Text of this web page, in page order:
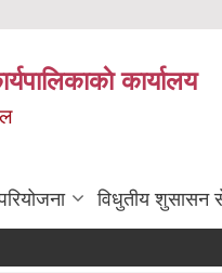
कार्यालय
विधुतीय शुसासन